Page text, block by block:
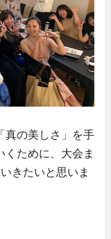
真の美しさ」を手
くために、大会ま
きたいと思いま